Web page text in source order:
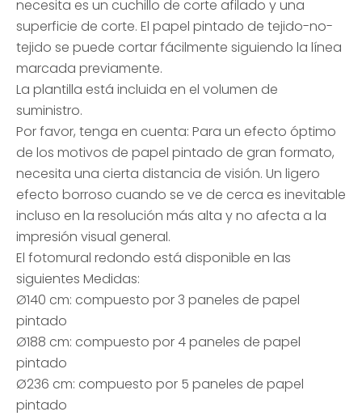
necesita es un cuchillo de corte afilado y una
superficie de corte. El papel pintado de tejido-no-
tejido se puede cortar fácilmente siguiendo la línea
marcada previamente.
La plantilla está incluida en el volumen de
suministro.
Por favor, tenga en cuenta: Para un efecto óptimo
de los motivos de papel pintado de gran formato,
necesita una cierta distancia de visión. Un ligero
efecto borroso cuando se ve de cerca es inevitable
incluso en la resolución más alta y no afecta a la
impresión visual general.
El fotomural redondo está disponible en las
siguientes Medidas:
Ø140 cm: compuesto por 3 paneles de papel
pintado
Ø188 cm: compuesto por 4 paneles de papel
pintado
Ø236 cm: compuesto por 5 paneles de papel
pintado